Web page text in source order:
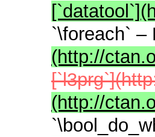
`\foreach` –
(http://
(http://